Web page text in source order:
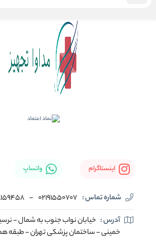
اینستاگرام واتساپ
شماره تماس : 02191550707
-
آدرس : خیابان نواب جنوب به شمال -
خمینی - ساختمان پزشکی تهران - طبقه همکف